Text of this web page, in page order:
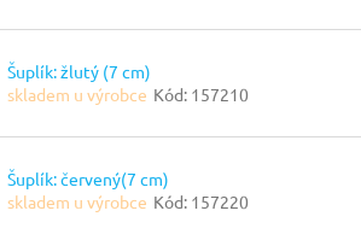
Šuplík: žlutý (7 cm)
skladem u výrobce Kód: 157210
Šuplík: červený(7 cm)
skladem u výrobce Kód: 157220